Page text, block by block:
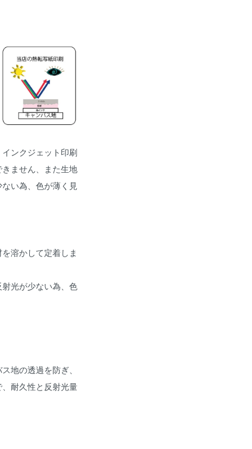
ンクジェット印刷
ません、また生地
い為、色が薄く見
溶かして定着しま
光が少ない為、色
地の透過を防ぎ、
耐久性と反射光量